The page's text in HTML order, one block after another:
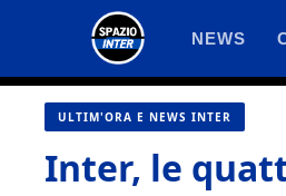
contenuto
NEWS
ULTIM'ORA E NEWS INTER
Inter, le